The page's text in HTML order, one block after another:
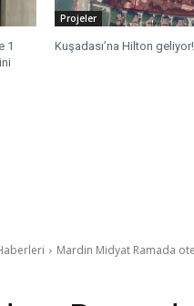
1
Projeler
Kuşadası’na Hilton geliyor!